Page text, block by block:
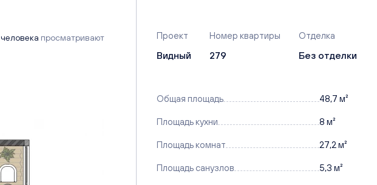
человека просматривают Проект
Видный
Номер квартиры
279
Отделка
Без отделки
Общая площадь 48,7 м²
Площадь кухни 8 м²
Площадь комнат 27,2 м²
Площадь санузлов 5,3 м²